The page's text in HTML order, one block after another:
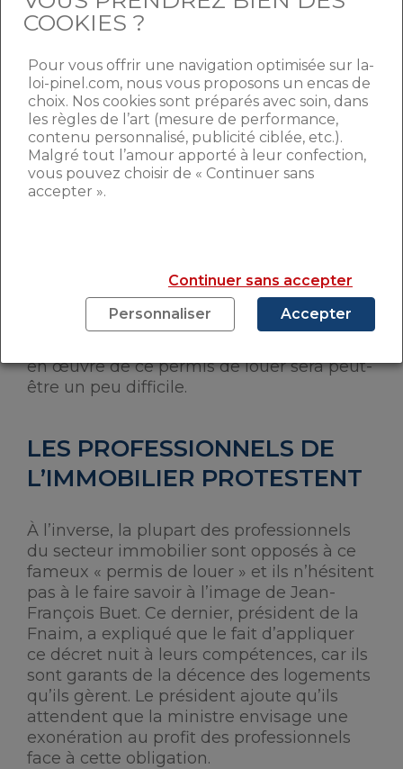
Laministre Emmanuelle Cossea soutenu
l’idée de lutter ainsi contre les logements
nuisibles à la santé et à la sécurité de leurs
occupants. Elle explique en effet que l’État
ne peut pas tolérer que des marchands de
sommeil profitent de la misère pour
s’enrichir.Car d’après les statistiques, 2%
des logements du parc locatif privé, soit
environ 210.000 logements, sont
qualifiés d’« indignes ».
insalubres. Il s’agit d’une nouvelle étape
contre les bailleurs indélicats et les
marchands de sommeil, affirme
en œuvre de ce permis de louer sera peut-
être un peu difficile.
LES PROFESSIONNELS DE
L’IMMOBILIER PROTESTENT
À l’inverse, la plupart des professionnels
du secteur immobilier sont opposés à ce
fameux « permis de louer » et ils n’hésitent
pas à le faire savoir à l’image de Jean-
François Buet. Ce dernier, président de la
Fnaim, a expliqué que le fait d’appliquer
ce décret nuit à leurs compétences, car ils
sont garants de la décence des logements
qu’ils gèrent. Le président ajoute qu’ils
attendent que la ministre envisage une
exonération au profit des professionnels
face à cette obligation.
COOKIES ?
Pour vous offrir une navigation optimisée sur la-
loi-pinel.com, nous vous proposons un encas de
choix. Nos cookies sont préparés avec soin, dans
les règles de l’art (mesure de performance,
contenu personnalisé, publicité ciblée, etc.).
Malgré tout l’amour apporté à leur confection,
vous pouvez choisir de « Continuer sans
accepter ».
Continuer sans accepter
Personnaliser
Accepter